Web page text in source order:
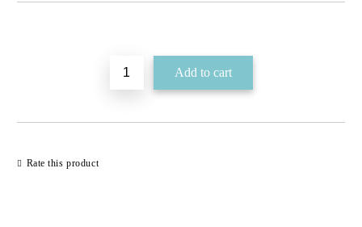
Rate this product